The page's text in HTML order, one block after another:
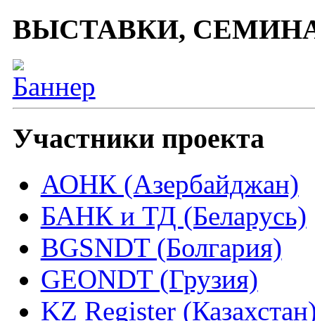
ВЫСТАВКИ,
Участники проекта
АОНК (Азербайджан)
БАНК и ТД (Беларусь)
BGSNDT (Болгария)
GEONDT (Грузия)
KZ Register